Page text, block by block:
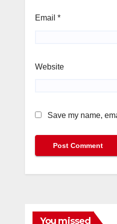
Email *
Website
Save my name,
You missed